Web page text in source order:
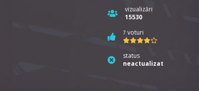
vizualizări
15530
7 voturi
status
neactualizat